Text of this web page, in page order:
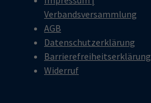
Verbandsversammlung
AGB
Datenschutzerklärung
Barrierefreiheitserklärung
Widerruf